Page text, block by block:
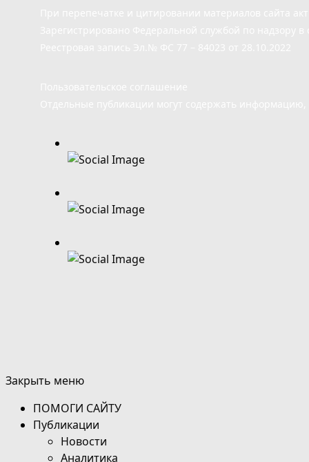
Закрыть меню
ПОМОГИ САЙТУ
Публикации
Новости
Аналитика